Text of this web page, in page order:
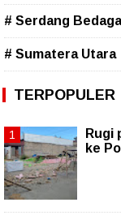
# Serdang
# Sumatera Utara
TERPOPULER
Rugi
ke